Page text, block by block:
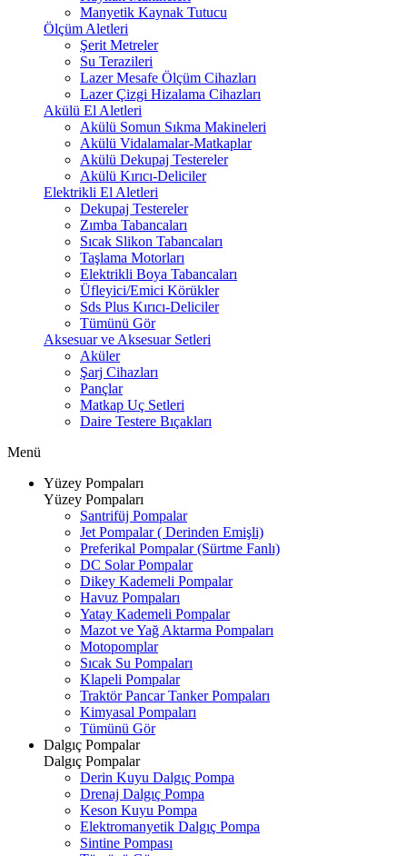
Manyetik Kaynak Tutucu
Ölçüm Aletleri
Şerit Metreler
Su Terazileri
Lazer Mesafe Ölçüm Cihazları
Lazer Çizgi Hizalama Cihazları
Akülü El Aletleri
Akülü Somun Sıkma Makineleri
Akülü Vidalamalar-Matkaplar
Akülü Dekupaj Testereler
Akülü Kırıcı-Deliciler
Elektrikli El Aletleri
Dekupaj Testereler
Zımba Tabancaları
Sıcak Slikon Tabancaları
Taşlama Motorları
Elektrikli Boya Tabancaları
Üfleyici/Emici Körükler
Sds Plus Kırıcı-Deliciler
Tümünü Gör
Aksesuar ve Aksesuar Setleri
Aküler
Şarj Cihazları
Pançlar
Matkap Uç Setleri
Daire Testere Bıçakları
Menü
Yüzey Pompaları
Yüzey Pompaları
Santrifüj Pompalar
Jet Pompalar ( Derinden Emişli)
Preferikal Pompalar (Sürtme Fanlı)
DC Solar Pompalar
Dikey Kademeli Pompalar
Havuz Pompaları
Yatay Kademeli Pompalar
Mazot ve Yağ Aktarma Pompaları
Motopomplar
Sıcak Su Pompaları
Klapeli Pompalar
Traktör Pancar Tanker Pompaları
Kimyasal Pompaları
Tümünü Gör
Dalgıç Pompalar
Dalgıç Pompalar
Derin Kuyu Dalgıç Pompa
Drenaj Dalgıç Pompa
Keson Kuyu Pompa
Elektromanyetik Dalgıç Pompa
Sintine Pompası